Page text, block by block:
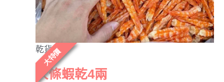
大特價
乾貨
大條蝦乾4兩